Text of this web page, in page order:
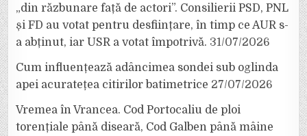
„din răzbunare față de actori”. Consilierii PSD, PNL
și FD au votat pentru desființare, în timp ce AUR s-
a abținut, iar USR a votat împotrivă. 31/07/2026
Cum influențează adâncimea sondei sub oglinda
apei acuratețea citirilor batimetrice 27/07/2026
Vremea în Vrancea. Cod Portocaliu de ploi
torențiale până diseară, Cod Galben până mâine